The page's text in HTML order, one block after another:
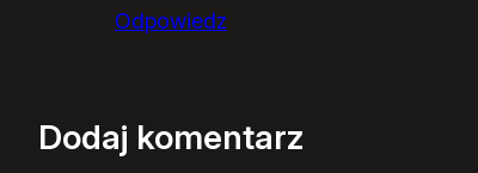
Odpowiedz
Dodaj komentarz